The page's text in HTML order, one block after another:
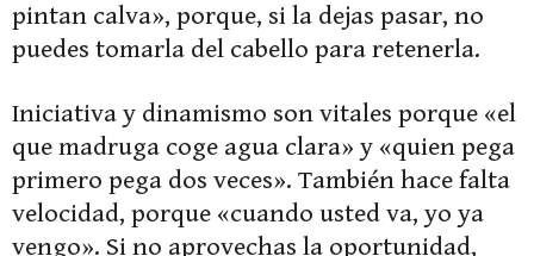
pintan calva», porque, si la dejas pasar, no
puedes tomarla del cabello para retenerla.
Iniciativa y dinamismo son vitales porque «el
que madruga coge agua clara» y «quien pega
primero pega dos veces». También hace falta
velocidad, porque «cuando usted va, yo ya
vengo». Si no aprovechas la oportunidad,